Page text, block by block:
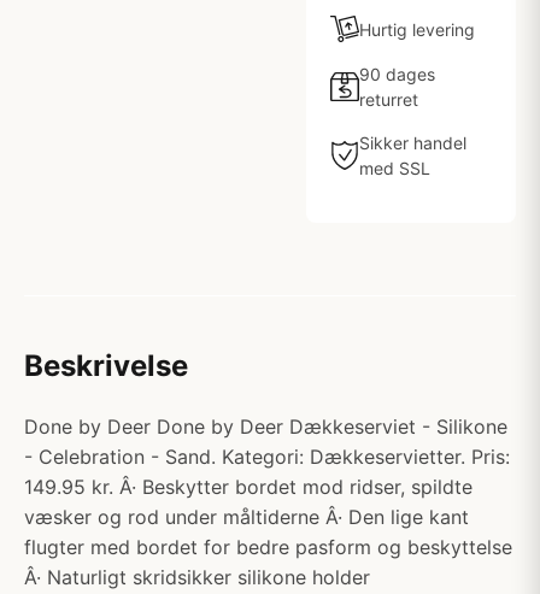
Hurtig levering
90 dages
returret
Sikker handel
med SSL
Beskrivelse
Done by Deer Done by Deer Dækkeserviet - Silikone
- Celebration - Sand. Kategori: Dækkeservietter. Pris:
149.95 kr. Â· Beskytter bordet mod ridser, spildte
væsker og rod under måltiderne Â· Den lige kant
flugter med bordet for bedre pasform og beskyttelse
Â· Naturligt skridsikker silikone holder